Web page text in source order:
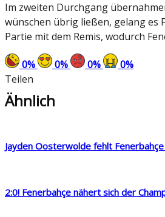
Im zweiten Durchgang
wünschen übrig ließen, gelang es
Partie mit dem Remis, wodurch
0% 0% 0% 0%
Teilen
Ähnlich
Jayden Oosterwolde fehlt
2:0! Fenerbahçe nähert sich der